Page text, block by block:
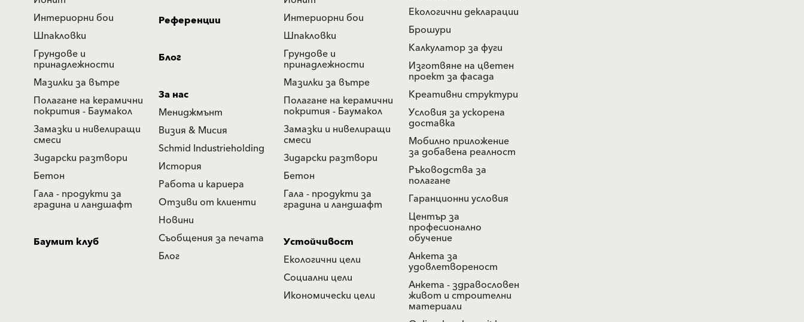
Интериорни бои
Шпакловки
Грундове и
принадлежности
Мазилки за вътре
Полагане на керамични
покрития - Баумакол
Замазки и нивелиращи
смеси
Зидарски разтвори
Бетон
Гала - продукти за
градина и ландшафт
Интериорни бои
Шпакловки
Грундове и
принадлежности
Мазилки за вътре
Полагане на керамични
покрития - Баумакол
Замазки и нивелиращи
смеси
Зидарски разтвори
Бетон
Гала - продукти за
градина и ландшафт
Екологични декларации
Брошури
Калкулатор за фуги
Изготвяне на цветен
проект за фасада
Креативни структури
Условия за ускорена
доставка
Мобилно приложение
за добавена реалност
Ръководства за
полагане
Гаранционни условия
Център за
професионално
обучение
Анкета за
удовлетвореност
Анкета - здравословен
живот и строителни
материали
Референции
Блог
За нас
Мениджмънт
Визия & Мисия
Schmid Industrieholding
История
Работа и кариера
Отзиви от клиенти
Новини
Съобщения за печата
Блог
Баумит клуб
Устойчивост
Екологични цели
Социални цели
Икономически цели